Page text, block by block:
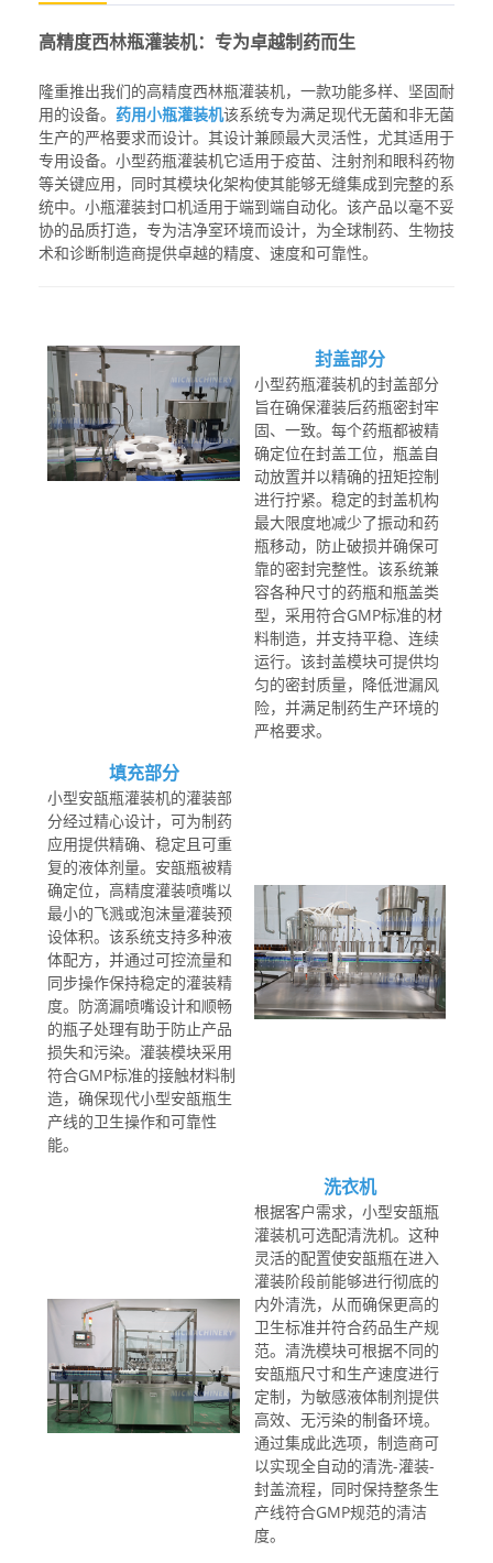
高精度西林瓶灌装机：专为卓越制药而生
隆重推出我们的高精度西林瓶灌装机，一款功能多样、坚固耐
用的设备。 药用小瓶灌装机该系统专为满足现代无菌和非无菌
生产的严格要求而设计。其设计兼顾最大灵活性，尤其适用于
专用设备。 小型药瓶灌装机它适用于疫苗、注射剂和眼科药物
等关键应用，同时其模块化架构使其能够无缝集成到完整的系
统中。 小瓶灌装封口机适用于端到端自动化。该产品以毫不妥
协的品质打造，专为洁净室环境而设计，为全球制药、生物技
术和诊断制造商提供卓越的精度、速度和可靠性。
封盖部分
小型药瓶灌装机的封盖部分
旨在确保灌装后药瓶密封牢
固、一致。每个药瓶都被精
确定位在封盖工位，瓶盖自
动放置并以精确的扭矩控制
进行拧紧。稳定的封盖机构
最大限度地减少了振动和药
瓶移动，防止破损并确保可
靠的密封完整性。该系统兼
容各种尺寸的药瓶和瓶盖类
型，采用符合GMP标准的材
料制造，并支持平稳、连续
运行。该封盖模块可提供均
匀的密封质量，降低泄漏风
险，并满足制药生产环境的
严格要求。
填充部分
小型安瓿瓶灌装机的灌装部
分经过精心设计，可为制药
应用提供精确、稳定且可重
复的液体剂量。安瓿瓶被精
确定位，高精度灌装喷嘴以
最小的飞溅或泡沫量灌装预
设体积。该系统支持多种液
体配方，并通过可控流量和
同步操作保持稳定的灌装精
度。防滴漏喷嘴设计和顺畅
的瓶子处理有助于防止产品
损失和污染。灌装模块采用
符合GMP标准的接触材料制
造，确保现代小型安瓿瓶生
产线的卫生操作和可靠性
能。
洗衣机
根据客户需求，小型安瓿瓶
灌装机可选配清洗机。这种
灵活的配置使安瓿瓶在进入
灌装阶段前能够进行彻底的
内外清洗，从而确保更高的
卫生标准并符合药品生产规
范。清洗模块可根据不同的
安瓿瓶尺寸和生产速度进行
定制，为敏感液体制剂提供
高效、无污染的制备环境。
通过集成此选项，制造商可
以实现全自动的清洗-灌装-
封盖流程，同时保持整条生
产线符合GMP规范的清洁
度。